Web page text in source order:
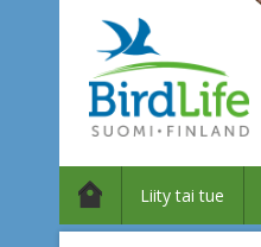
Liity tai tue